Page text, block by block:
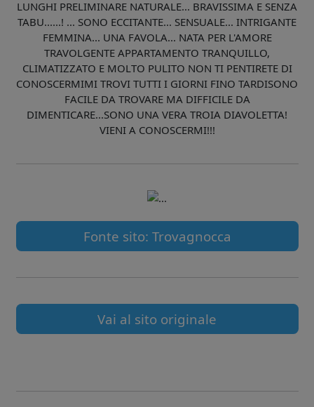
LUNGHI PRELIMINARE NATURALE... BRAVISSIMA E SENZA
TABU......! ... SONO ECCITANTE... SENSUALE... INTRIGANTE
FEMMINA... UNA FAVOLA... NATA PER L'AMORE
TRAVOLGENTE APPARTAMENTO TRANQUILLO,
CLIMATIZZATO E MOLTO PULITO NON TI PENTIRETE DI
CONOSCERMIMI TROVI TUTTI I GIORNI FINO TARDISONO
FACILE DA TROVARE MA DIFFICILE DA
DIMENTICARE...SONO UNA VERA TROIA DIAVOLETTA!
VIENI A CONOSCERMI!!!
Fonte sito: Trovagnocca
Vai al sito originale